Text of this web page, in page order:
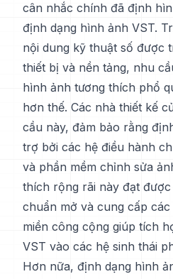
cân nhắc chính đã định
định dạng hình ảnh VST.
nội dung kỹ thuật số được
thiết bị và nền tảng, nhu
hình ảnh tương thích phổ
hơn thế. Các nhà thiết kế
cầu này, đảm bảo rằng
trợ bởi các hệ điều hành
và phần mềm chỉnh sửa
thích rộng rãi này đạt
chuẩn mở và cung cấp
miền công cộng giúp tích
VST vào các hệ sinh thái
Hơn nữa, định dạng hình